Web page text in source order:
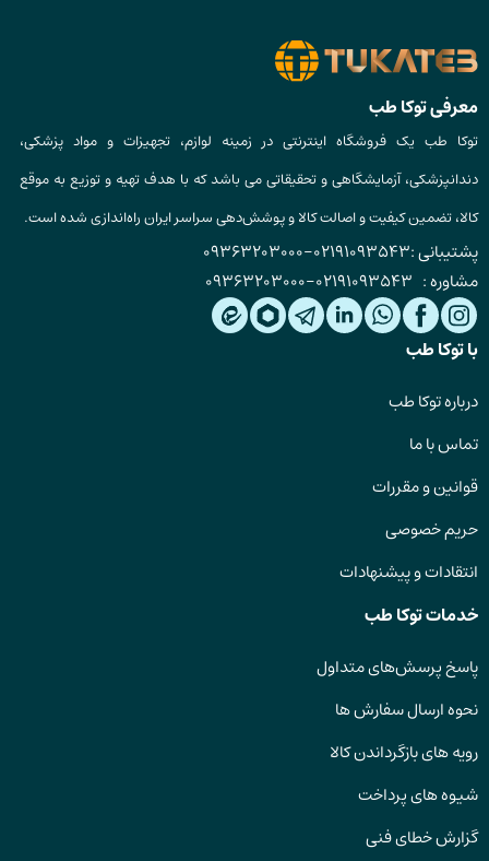
معرفی توکا طب
توکا طب یک فروشگاه اینترنتی در زمینه لوازم، تجهیزات و مواد پزشکی،
دندانپزشکی، آزمایشگاهی و تحقیقاتی می باشد که با هدف تهیه و توزیع به موقع
کالا، تضمین کیفیت و اصالت کالا و پوشش‌دهی سراسر ایران راه‌اندازی شده است.
پشتیبانی :02191093543
-
09363203000
مشاوره : 02191093543
-
09363203000
با توکا طب
درباره توکا طب
تماس با ما
قوانین و مقررات
حریم خصوصی
انتقادات و پیشنهادات
خدمات توکا طب
پاسخ پرسش‌های متداول
نحوه ارسال سفارش ها
رویه های بازگرداندن کالا
شیوه های پرداخت
گزارش خطای فنی